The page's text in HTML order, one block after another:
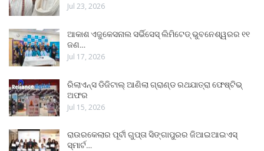
Jul 23, 2026
ଆକାଶ ଏଜୁକେସନାଲ ସର୍ଭିସେସ୍ ଲିମିଟେଡ୍ ଭୁବନେଶ୍ୱରର ୧୧
ଜଣ…
Jul 17, 2026
ରିଲାଏନ୍ସ ଡିଜିଟାଲ୍ ଆଣିଲା ଗ୍ରାଣ୍ଡ ରଥଯାତ୍ରା ଫେଷ୍ଟିଭ୍
ଅଫର
Jul 15, 2026
ରାଉରକେଲାର ପୂର୍ବୀ ଗୁପ୍ତା ସିଙ୍ଗାପୁରର ଜିଆଇଆଇଏସ୍
ସ୍ମାର୍ଟ…